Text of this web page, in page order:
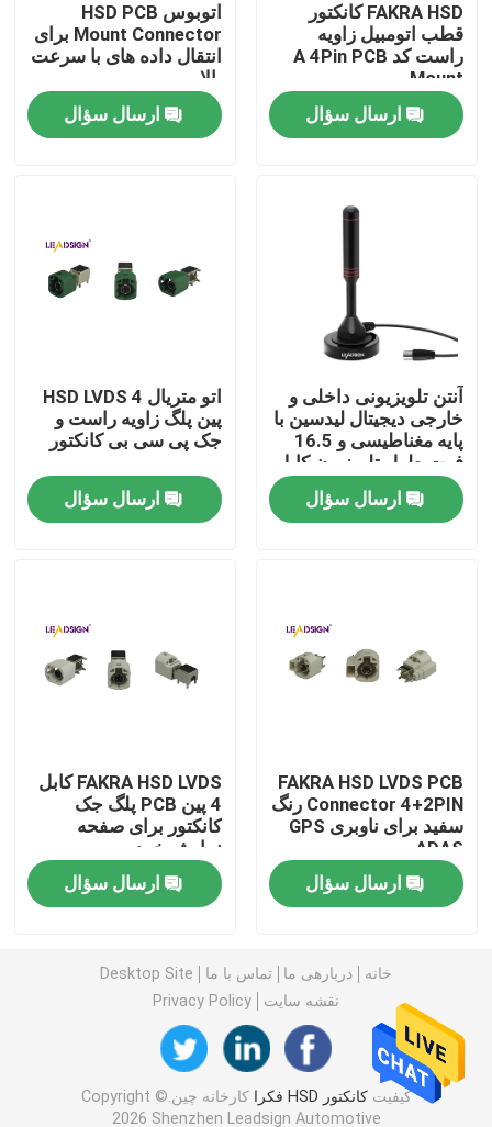
محصولات
فیلم های
کنترل کیفیت
با ما تماس بگیرید
درخواست نقل قول
کابل پسوند فکرا
کابل کواکسیال فکرا
آداپتور آنتن فکرا
کابل HSD فکرا
کابل HSD LVDS
FAKRA HSD کانکتور
قطب اتومبیل زاویه
راست کد A 4Pin PCB
Mount
ارسال سؤال
اتوبوس HSD PCB
Mount Connector برای
انتقال داده های با سرعت
بالا
ارسال سؤال
آنتن تلویزیونی داخلی و
خارجی دیجیتال لیدسین با
پایه مغناطیسی و 16.5
فوت طول تلویزیون کابل
برای 50 مایل
ارسال سؤال
اتو متریال HSD LVDS 4
پین پلگ زاویه راست و
جک پی سی بی کانکتور
ارسال سؤال
FAKRA HSD LVDS PCB
Connector 4+2PIN رنگ
سفید برای ناوبری GPS
ADAS
ارسال سؤال
FAKRA HSD LVDS کابل
4 پین PCB پلگ جک
کانکتور برای صفحه
نمایش خودرو
ارسال سؤال
خانه دربارهی ما تماس با ما
Desktop Site
نقشه سایت
Privacy Policy
کیفیتکانکتور HSD فکرا
کارخانه چین.Copyright ©
2026 Shenzhen Leadsign Automotive